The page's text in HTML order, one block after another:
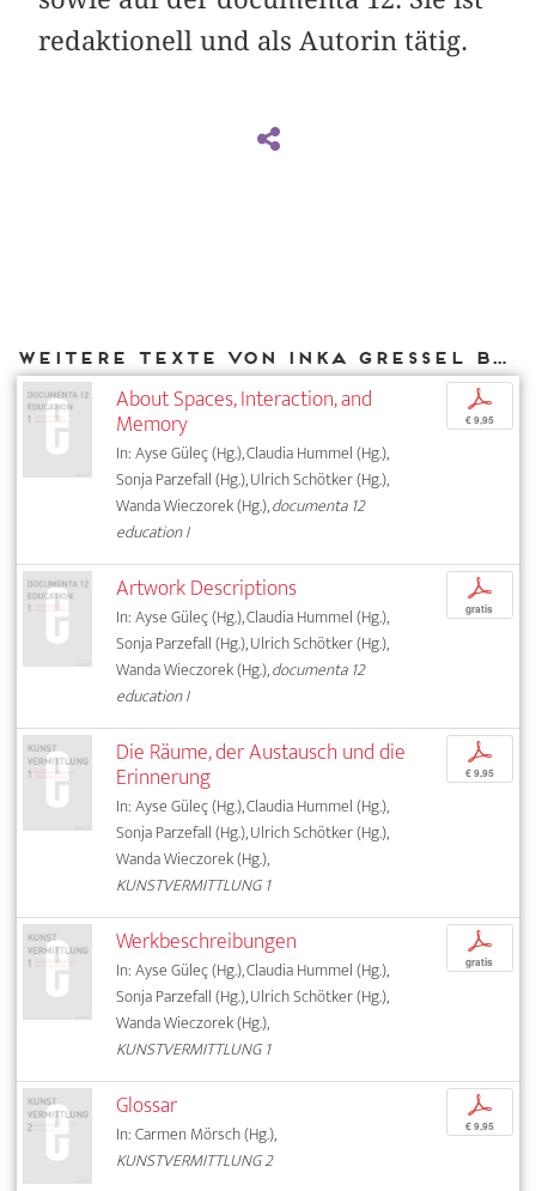
redaktionell und als Autorin tätig.
Weitere Texte von Inka Gressel bei DIAPHANES
About Spaces, Interaction, and
Memory
In: Ayse Güleç (Hg.), Claudia Hummel (Hg.),
Sonja Parzefall (Hg.), Ulrich Schötker (Hg.),
Wanda Wieczorek (Hg.),documenta 12
education I
p
€ 9,95
Artwork Descriptions
In: Ayse Güleç (Hg.), Claudia Hummel (Hg.),
Sonja Parzefall (Hg.), Ulrich Schötker (Hg.),
Wanda Wieczorek (Hg.),documenta 12
education I
p
gratis
Die Räume, der Austausch und die
Erinnerung
In: Ayse Güleç (Hg.), Claudia Hummel (Hg.),
Sonja Parzefall (Hg.), Ulrich Schötker (Hg.),
Wanda Wieczorek (Hg.),
KUNSTVERMITTLUNG 1
p
€ 9,95
Werkbeschreibungen
In: Ayse Güleç (Hg.), Claudia Hummel (Hg.),
Sonja Parzefall (Hg.), Ulrich Schötker (Hg.),
Wanda Wieczorek (Hg.),
KUNSTVERMITTLUNG 1
p
gratis
Glossar
In: Carmen Mörsch (Hg.),
KUNSTVERMITTLUNG 2
p
€ 9,95